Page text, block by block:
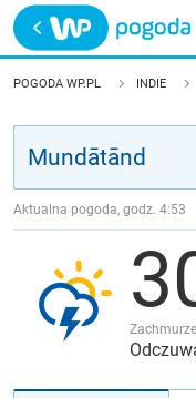
Trwa ładowanie
POLSKA
JAKOŚĆ POWIETRZA
POGODA WP.PL INDIE
Aktualna pogoda, godz. 4:53